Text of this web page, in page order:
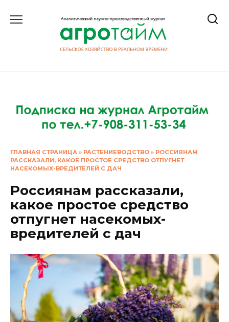
ГЛАВНАЯ СТРАНИЦА » РАСТЕНИЕВОДСТВО » РОССИЯНАМ
РАССКАЗАЛИ, КАКОЕ ПРОСТОЕ СРЕДСТВО ОТПУГНЕТ
НАСЕКОМЫХ-ВРЕДИТЕЛЕЙ С ДАЧ
Россиянам рассказали,
какое простое средство
отпугнет насекомых-
вредителей с дач